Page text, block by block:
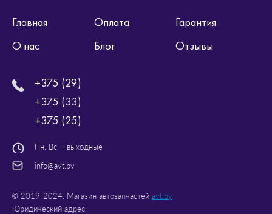
Главная Оплата
Гарантия
О нас
Блог Отзывы
+375 (29)
+375 (33)
+375 (25)
Пн. Вс. - выходные
info@avt.by
© 2019-2024. Магазин автозапчастей avt.by
Юридический адрес: